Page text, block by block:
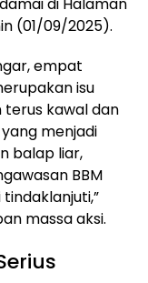
(01/09/2025).
empat
isu
terus kawal dan
menjadi
balap liar,
BBM
massa aksi.